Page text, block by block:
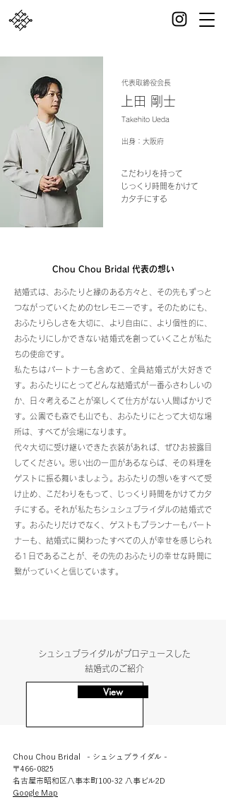
代表取締役会長
​上田 剛士
Takehito Ueda
出身：大阪府
こだわりを持って
じっくり時間をかけて
カタチにする
Chou Chou Bridal 代表の想い
結婚式は、おふたりと縁のある方々と、その先もずっと
つながっていくためのセレモニーです。そのためにも、
おふたりらしさを大切に、より自由に、より個性的に、
おふたりにしかできない結婚式を創っていくことが私た
ちの使命です。
私たちはパートナーも含めて、全員結婚式が大好きで
す。おふたりにとってどんな結婚式が一番ふさわしいの
か、日々考えることが楽しくて仕方がない人間ばかりで
す。公園でも森でも山でも、おふたりにとって大切な場
所は、すべてが会場になります。
代々大切に受け継いできた衣装があれば、ぜひお披露目
してください。思い出の一皿があるならば、その料理を
ゲストに振る舞いましょう。おふたりの想いをすべて受
け止め、こだわりをもって、じっくり時間をかけてカタ
チにする。それが私たちシュシュブライダルの結婚式で
す。 おふたりだけでなく、ゲストもプランナーもパート
ナーも、結婚式に関わったすべての人が幸せを感じられ
る1日であることが、その先のおふたりの幸せな時間に
繋がっていくと信じています。
View
シュシュブライダルがプロデュースした
結婚式のご紹介
Chou Chou Bridal - シュシュブライダル -
〒466-0825
名古屋市昭和区八事本町100-32 八事ビル2D
​Google Map